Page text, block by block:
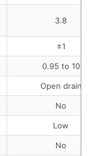
3.8
±1
0.95 to 10
Open drain
No
Low
No